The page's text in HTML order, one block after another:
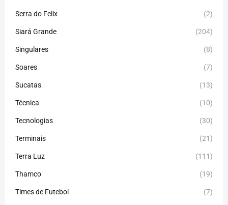
Serra do Felix (2)
Siará Grande (204)
Singulares (8)
Soares (7)
Sucatas (13)
Técnica (10)
Tecnologias (30)
Terminais (21)
Terra Luz (111)
Thamco (19)
Times de Futebol (7)